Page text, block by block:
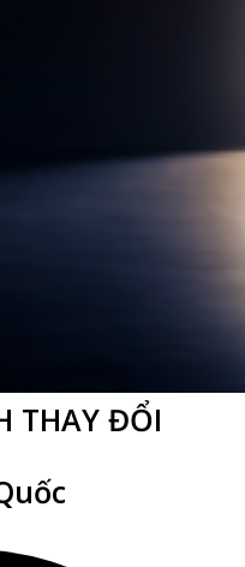
THAY ĐỔI